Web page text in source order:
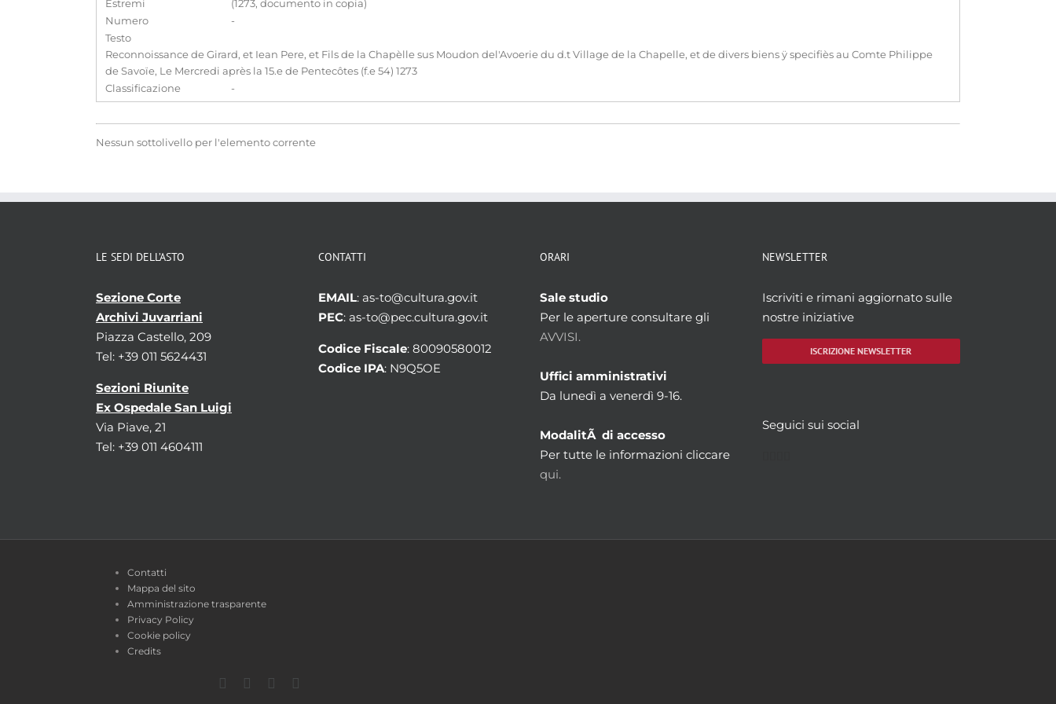
Estremi
(1273, documento in copia)
Numero
-
Testo
Reconnoissance de Girard, et Iean Pere, et Fils de la Chapèlle sus Moudon del'Avoerie du d.t Village de la Chapelle, et de divers biens ÿ specifiès au Comte Philippe
de Savoïe, Le Mercredi après la 15.e de Pentecôtes (f.e 54) 1273
Classificazione
-
Nessun sottolivello per l'elemento corrente
LE SEDI DELL’ASTO
Sezione Corte
Archivi Juvarriani
Piazza Castello, 209
Tel: +39 011 5624431
Sezioni Riunite
Ex Ospedale San Luigi
Via Piave, 21
Tel: +39 011 4604111
CONTATTI
EMAIL: as-to@cultura.gov.it
PEC: as-to@pec.cultura.gov.it
Codice Fiscale: 80090580012
Codice IPA: N9Q5OE
ORARI
Sale studio
Per le aperture consultare gli
AVVISI.
Uffici amministrativi
Da lunedì a venerdì 9-16.
ModalitÃ di accesso
Per tutte le informazioni cliccare
qui.
NEWSLETTER
Iscriviti e rimani aggiornato sulle
nostre iniziative
ISCRIZIONE NEWSLETTER
Seguici sui social
Contatti
Mappa del sito
Amministrazione trasparente
Privacy Policy
Cookie policy
Credits
Facebook
TwitterYouTube